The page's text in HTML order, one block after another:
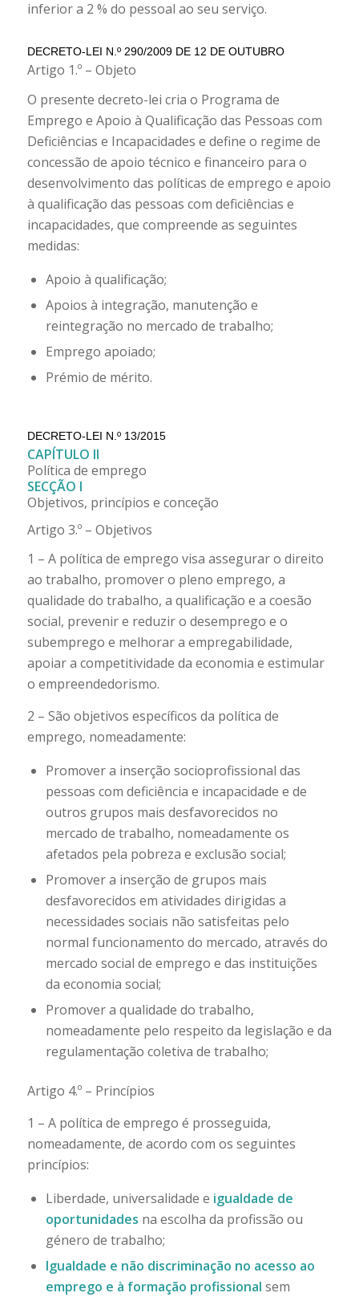
inferior a 2 % do pessoal ao seu serviço.
DECRETO-LEI N.º 290/2009 DE 12 DE OUTUBRO
Artigo 1.º – Objeto
O presente decreto-lei cria o Programa de
Emprego e Apoio à Qualificação das Pessoas com
Deficiências e Incapacidades e define o regime de
concessão de apoio técnico e financeiro para o
desenvolvimento das políticas de emprego e apoio
à qualificação das pessoas com deficiências e
incapacidades, que compreende as seguintes
medidas:
Apoio à qualificação;
Apoios à integração, manutenção e
reintegração no mercado de trabalho;
Emprego apoiado;
Prémio de mérito.
DECRETO-LEI N.º 13/2015
CAPÍTULO II
Política de emprego
SECÇÃO I
Objetivos, princípios e conceção
Artigo 3.º – Objetivos
1 – A política de emprego visa assegurar o direito
ao trabalho, promover o pleno emprego, a
qualidade do trabalho, a qualificação e a coesão
social, prevenir e reduzir o desemprego e o
subemprego e melhorar a empregabilidade,
apoiar a competitividade da economia e estimular
o empreendedorismo.
2 – São objetivos específicos da política de
emprego, nomeadamente:
Promover a inserção socioprofissional das
pessoas com deficiência e incapacidade e de
outros grupos mais desfavorecidos no
mercado de trabalho, nomeadamente os
afetados pela pobreza e exclusão social;
Promover a inserção de grupos mais
desfavorecidos em atividades dirigidas a
necessidades sociais não satisfeitas pelo
normal funcionamento do mercado, através do
mercado social de emprego e das instituições
da economia social;
Promover a qualidade do trabalho,
nomeadamente pelo respeito da legislação e da
regulamentação coletiva de trabalho;
Artigo 4.º – Princípios
1 – A política de emprego é prosseguida,
nomeadamente, de acordo com os seguintes
princípios:
Liberdade, universalidade e igualdade de
oportunidades na escolha da profissão ou
género de trabalho;
Igualdade e não discriminação no acesso ao
emprego e à formação profissional sem